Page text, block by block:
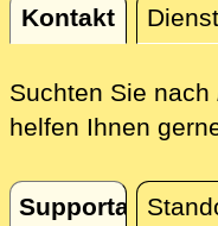
Kontakt
Kontakt
Suchten Sie nach
helfen Ihnen
Supportanfrage